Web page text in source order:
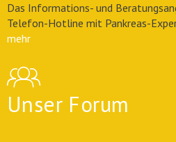
Das Informations- und
Telefon-Hotline mit Pankreas-
mehr
Unser Forum